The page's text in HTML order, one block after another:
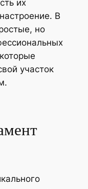
их
В
но
участок